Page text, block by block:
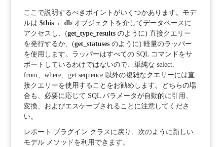
ここで説明するべきポイントがいくつかあります。モデ
ルは $this→_dbオブジェクトを介してデータベースに
アクセスし、(get_type_resultsのように) 直接クエリー
を発行するか、(get_statusesのように) 軽量のラッパー
を使用します。ラッパーはすべての SQL コマンドをサ
ポートしているわけではないので、単純な select、
from、where、get sequence 以外の複雑なクエリーには直
接クエリーを使用することをお勧めします。どちらの場
合も、必要に応じて SQL パラメータが自動的に引用、
変換、およびエスケープされることに注意してくださ
い。
レポート プラグイン クラスに戻り、次のように新しい
モデル メソッドを利用できます。